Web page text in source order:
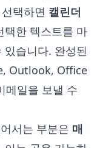
택하면 캘린더
한 텍스트를 마
습니다. 완성된
Outlook, Office
메일을 보낼 수
서는 부분은 매